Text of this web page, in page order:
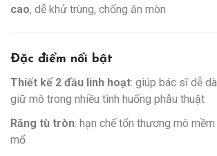
cao, dễ khử trùng, chống ăn mòn
Đặc điểm nổi bật
Thiết kế 2 đầu linh hoạt: giúp bác sĩ dễ
giữ mô trong nhiều tình huống phẫu thuật
Răng tù tròn: hạn chế tổn thương mô
mổ